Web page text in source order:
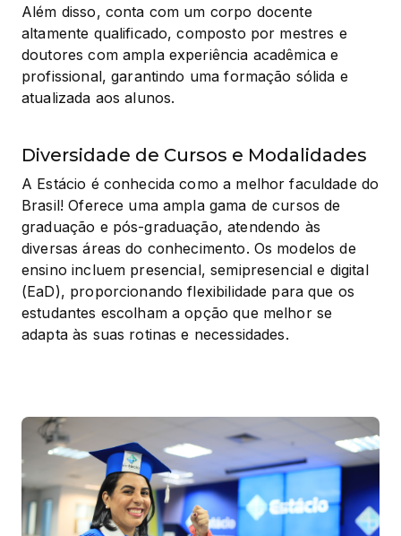
Além disso, conta com um corpo docente
altamente qualificado, composto por mestres e
doutores com ampla experiência acadêmica e
profissional, garantindo uma formação sólida e
atualizada aos alunos.
Diversidade de Cursos e Modalidades
A Estácio é conhecida como a melhor faculdade do
Brasil! Oferece uma ampla gama de cursos de
graduação e pós-graduação, atendendo às
diversas áreas do conhecimento. Os modelos de
ensino incluem presencial, semipresencial e digital
(EaD), proporcionando flexibilidade para que os
estudantes escolham a opção que melhor se
adapta às suas rotinas e necessidades.